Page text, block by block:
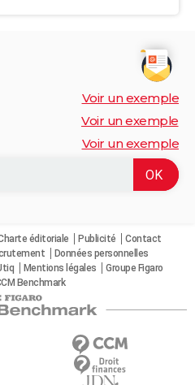
Voir un exemple
Voir un exemple
Voir un exemple
éditoriale Publicité
Contact
Données personnelles
Mentions légales
Groupe Figaro
Benchmark